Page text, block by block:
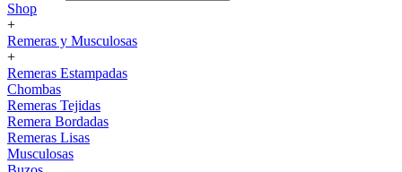
Shop
+
Remeras y Musculosas
+
Remeras Estampadas
Chombas
Remeras Tejidas
Remera Bordadas
Remeras Lisas
Musculosas